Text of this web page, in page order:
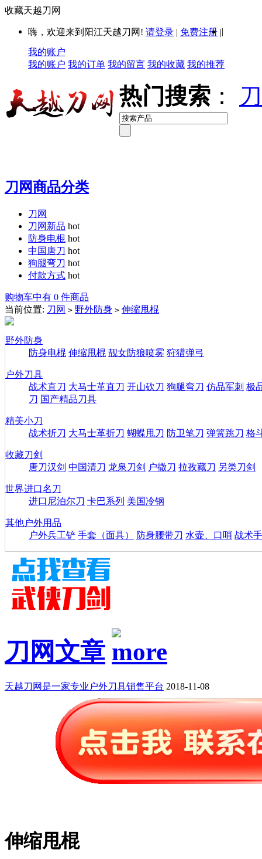
收藏天越刀网
嗨，欢迎来到阳江天越刀网! 请登录 | 免费注册 ||
我的账户
我的账户 我的订单 我的留言 我的收藏 我的推荐
热门搜索 ：
刀网商品分类
刀网
刀网新品 hot
防身电棍 hot
中国唐刀 hot
狗腿弯刀 hot
付款方式 hot
购物车中有 0 件商品
当前位置: 刀网 > 野外防身 > 伸缩甩棍
野外防身
防身电棍 伸缩甩棍 靓女防狼喷雾 狩猎弹弓
户外刀具
战术直刀 大马士革直刀 开山砍刀 狗腿弯刀 仿品军刺 极
刀 国产精品刀具
精美小刀
战术折刀 大马士革折刀 蝴蝶甩刀 防卫笔刀 弹簧跳刀 格
收藏刀剑
唐刀汉剑 中国清刀 龙泉刀剑 户撒刀 拉孜藏刀 另类刀剑
世界进口名刀
进口尼泊尔刀 卡巴系列 美国冷钢
其他户外用品
户外兵工铲 手套（面具） 防身腰带刀 水壶、口哨 战术
刀网文章
天越刀网是一家专业户外刀具销售平台 2018-11-08
伸缩甩棍